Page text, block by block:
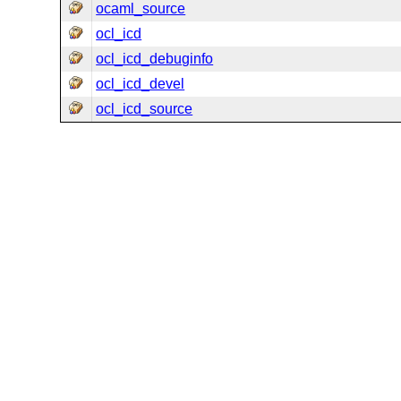
ocaml_source
ocl_icd
ocl_icd_debuginfo
ocl_icd_devel
ocl_icd_source